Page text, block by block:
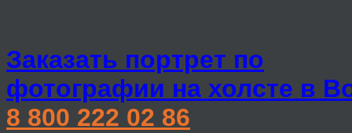
Заказать портрет по
фотографии на холсте в
8 800 222 02 86